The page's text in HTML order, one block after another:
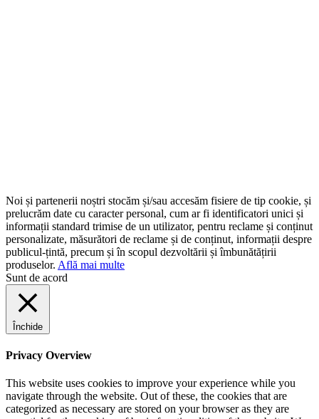
Noi și partenerii noștri stocăm și/sau accesăm fisiere de tip cookie, și
prelucrăm date cu caracter personal, cum ar fi identificatori unici și
informații standard trimise de un utilizator, pentru reclame și conținut
personalizate, măsurători de reclame și de conținut, informații despre
publicul-țintă, precum și în scopul dezvoltării și îmbunătățirii
produselor. Află mai multe
Sunt de acord
Închide
Privacy Overview
This website uses cookies to improve your experience while you
navigate through the website. Out of these, the cookies that are
categorized as necessary are stored on your browser as they are